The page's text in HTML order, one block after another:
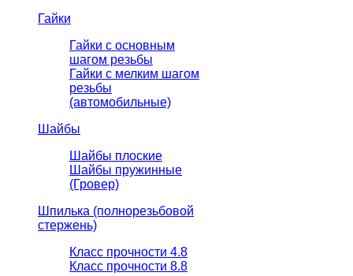
Гайки
Гайки с основным
шагом резьбы
Гайки с мелким шагом
резьбы
(автомобильные)
Шайбы
Шайбы плоские
Шайбы пружинные
(Гровер)
Шпилька (полнорезьбовой
стержень)
Класс прочности 4.8
Класс прочности 8.8